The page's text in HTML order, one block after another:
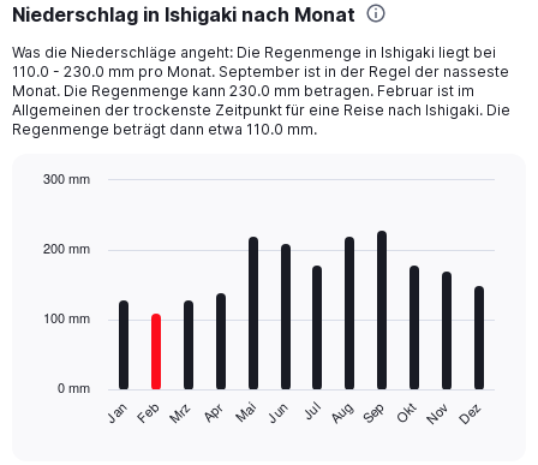
Range:
4
categories.
The
chart
has
Y
values.
to
Niederschlag in Ishigaki nach Monat
Was die Niederschläge angeht: Die Regenmenge in Ishigaki liegt bei
110.0 - 230.0 mm pro Monat. September ist in der Regel der nasseste
Monat. Die Regenmenge kann 230.0 mm betragen. Februar ist im
Allgemeinen der trockenste Zeitpunkt für eine Reise nach Ishigaki. Die
Regenmenge beträgt dann etwa 110.0 mm.
with
The
Jan Feb Mrz Apr Mai Jun Jul Aug Sep Okt Nov Dez
0 mm
100 mm
200 mm
300 mm